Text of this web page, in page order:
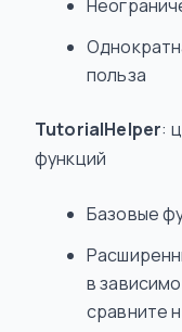
польза
TutorialHelper:
функций
Базовые
в
сравните